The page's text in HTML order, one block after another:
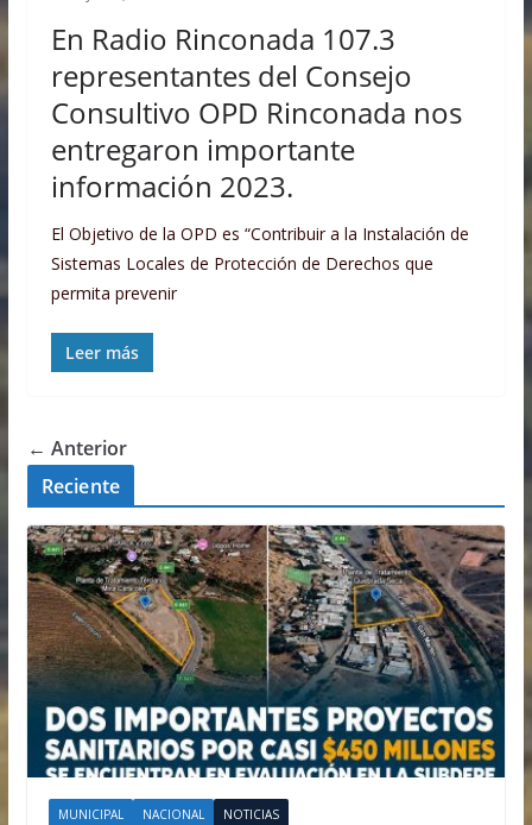
En Radio Rinconada 107.3
representantes del Consejo
Consultivo OPD Rinconada nos
entregaron importante
información 2023.
El Objetivo de la OPD es “Contribuir a la Instalación de
Sistemas Locales de Protección de Derechos que
permita prevenir
Leer más
← Anterior
Reciente
MUNICIPAL NACIONAL NOTICIAS